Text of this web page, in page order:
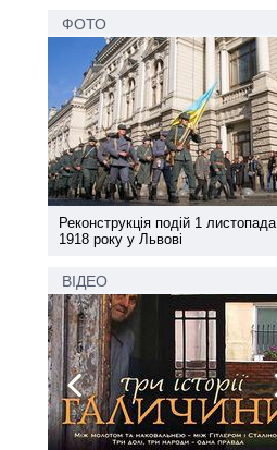
ФОТО
Реконструкція подій 1 листопада
1918 року у Львові
ВІДЕО